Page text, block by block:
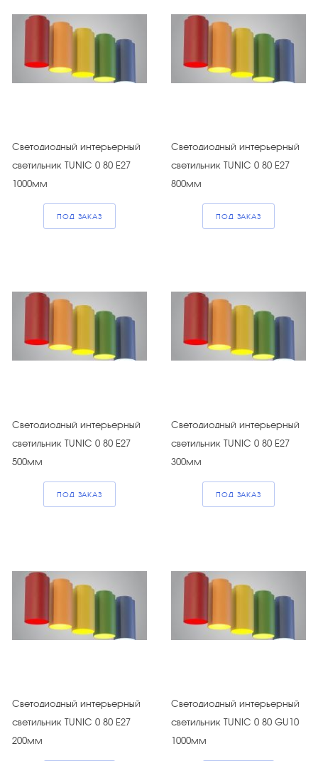
Светодиодный интерьерный
светильник TUNIC 0 80 E27
1000мм
ПОД ЗАКАЗ
Светодиодный интерьерный
светильник TUNIC 0 80 E27
800мм
ПОД ЗАКАЗ
Светодиодный интерьерный
светильник TUNIC 0 80 E27
500мм
ПОД ЗАКАЗ
Светодиодный интерьерный
светильник TUNIC 0 80 E27
300мм
ПОД ЗАКАЗ
Светодиодный интерьерный
светильник TUNIC 0 80 E27
200мм
Светодиодный интерьерный
светильник TUNIC 0 80 GU10
1000мм